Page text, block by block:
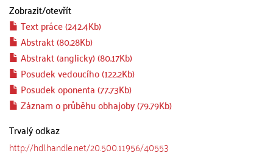
Zobrazit/otevřít
Text práce (242.4Kb)
Abstrakt (80.28Kb)
Abstrakt (anglicky) (80.17Kb)
Posudek vedoucího (122.2Kb)
Posudek oponenta (77.73Kb)
Záznam o průběhu obhajoby (79.79Kb)
Trvalý odkaz
http://hdl.handle.net/20.500.11956/40553